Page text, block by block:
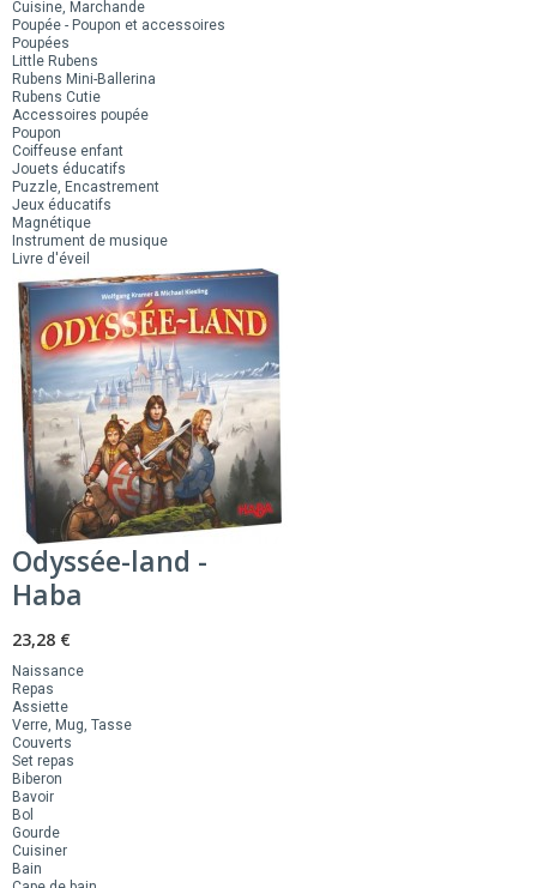
Cuisine, Marchande
Poupée - Poupon et accessoires
Poupées
Little Rubens
Rubens Mini-Ballerina
Rubens Cutie
Accessoires poupée
Poupon
Coiffeuse enfant
Jouets éducatifs
Puzzle, Encastrement
Jeux éducatifs
Magnétique
Instrument de musique
Livre d'éveil
Odyssée-land -
Haba
23,28 €
Naissance
Repas
Assiette
Verre, Mug, Tasse
Couverts
Set repas
Biberon
Bavoir
Bol
Gourde
Cuisiner
Bain